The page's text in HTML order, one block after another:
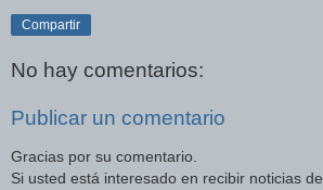
Compartir
No hay comentarios:
Publicar un comentario
Gracias por su comentario.
Si usted está interesado en recibir noticias de